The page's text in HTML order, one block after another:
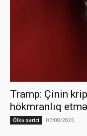
Tramp: Çinin
hökmranlıq
Ölkə xarici 07/08/2026